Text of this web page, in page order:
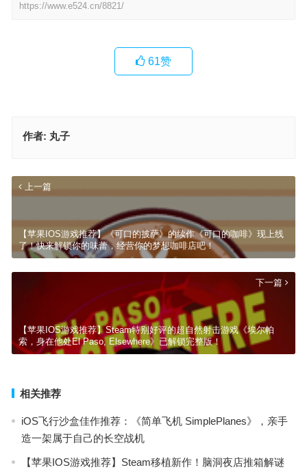
https://www.e524.cn/8821/
61赞
作者: 丸子
上一篇
【苹果IOS游戏推荐】《可口的披萨》的续作《可口的咖啡》现上线
了！快来解锁你的味蕾，经营你的梦想咖啡店吧！
下一篇
【苹果IOS游戏推荐】Steam特别好评的超自然射击游戏《埃尔帕
索，身在他处El Paso, Elsewhere》已解锁完整版！
相关推荐
iOS飞行沙盒佳作推荐：《简单飞机 SimplePlanes》，亲手
造一架属于自己的长空战机
【苹果IOS游戏推荐】Steam移植新作！脑洞夜店推箱解谜